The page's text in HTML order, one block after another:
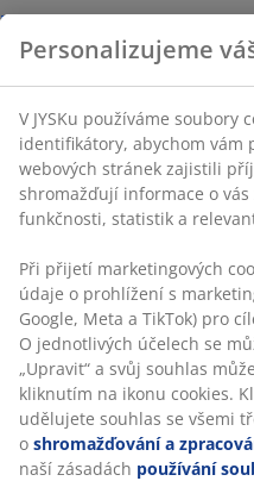
Personalizujeme
V JYSKu používáme soubory
identifikátory, abychom vám
webových stránek zajistili
shromažďují informace o
funkčnosti, statistik a
Při přijetí marketingových
údaje o prohlížení s
Google, Meta a TikTok) pro
O jednotlivých účelech se
„Upravit“ a svůj souhlas
kliknutím na ikonu cookies.
udělujete souhlas se všemi
o shromažďování a
naší zásadách používání